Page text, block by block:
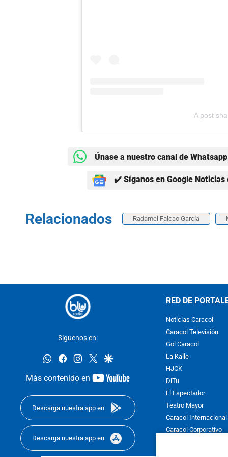
A post
Únase a nuestro canal de
✔️ Síganos en Google Noticias
Relacionados Radamel Falcao García
Síguenos en:
whatsappfacebookinstagram
twittergoogle
Más contenido en
youtube-
Descarga nuestra app en
Descarga nuestra app en
RED DE
Noticias Caracol
Caracol Televisión
Gol Caracol
La Kalle
HJCK
DiTu
El Espectador
Teatro Mayor
Caracol Internacional
Caracol Corporativo